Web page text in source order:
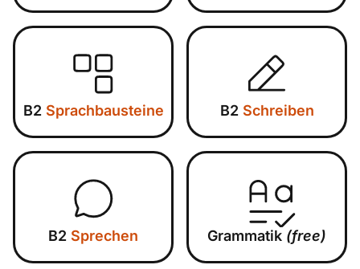
B2 Sprachbausteine B2 Schreiben
B2 Sprechen Grammatik (free)